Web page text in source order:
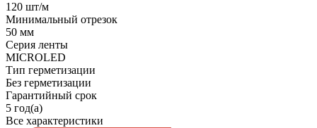
120 шт/м
Минимальный отрезок
50 мм
Серия ленты
MICROLED
Тип герметизации
Без герметизации
Гарантийный срок
5 год(а)
Все характеристики